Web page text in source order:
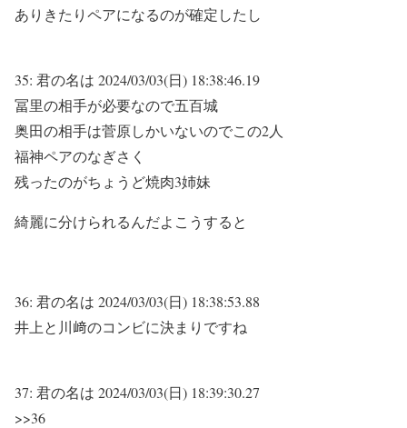
ありきたりペアになるのが確定したし
35: 君の名は 2024/03/03(日) 18:38:46.19
冨里の相手が必要なので五百城
奥田の相手は菅原しかいないのでこの2人
福神ペアのなぎさく
残ったのがちょうど焼肉3姉妹
綺麗に分けられるんだよこうすると
36: 君の名は 2024/03/03(日) 18:38:53.88
井上と川﨑のコンビに決まりですね
37: 君の名は 2024/03/03(日) 18:39:30.27
>>36